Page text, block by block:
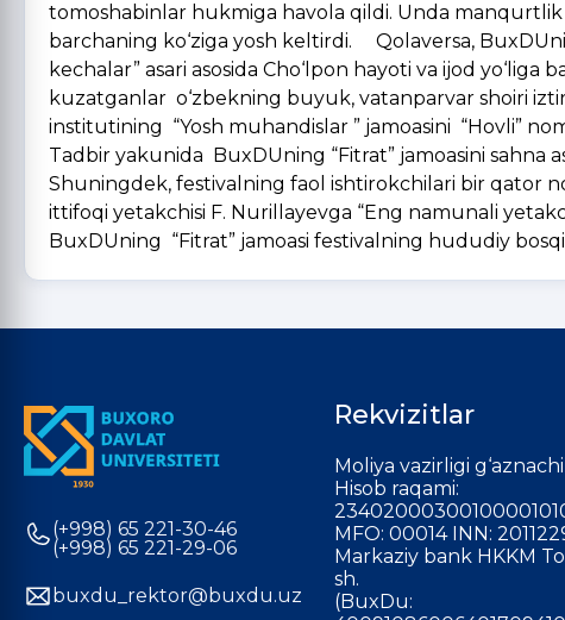
tomoshabinlar hukmiga havola qildi. Unda manqurtlik
barchaning ko‘ziga yosh keltirdi. Qolaversa,
kechalar” asari asosida Cho‘lpon hayoti va ijod yo‘liga
kuzatganlar o‘zbekning buyuk, vatanparvar shoiri
institutining “Yosh muhandislar ” jamoasini “Hovli”
Tadbir yakunida BuxDUning “Fitrat” jamoasini sahna
Shuningdek, festivalning faol ishtirokchilari bir qator
ittifoqi yetakchisi F. Nurillayevga “Eng namunali
BuxDUning “Fitrat” jamoasi festivalning hududiy
(+998) 65 221-30-46
(+998) 65 221-29-06
buxdu_rektor@buxdu.uz
Rekvizitlar
Moliya vazirligi
Hisob raqami:
MFO: 00014 INN:
Markaziy bank HKKM
sh.
(BuxDu: